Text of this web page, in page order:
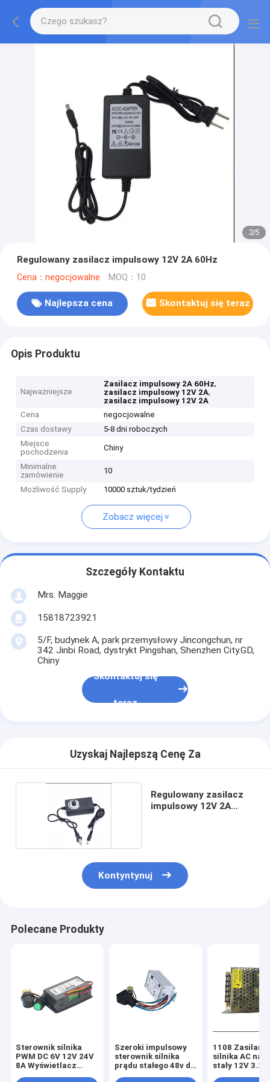
2/5
Regulowany zasilacz impulsowy 12V 2A 60Hz
Cena：negocjowalne MOQ：10
Najlepsza cena Skontaktuj się teraz
Opis Produktu
Najważniejsze
Zasilacz impulsowy 2A 60Hz,
zasilacz impulsowy 12V 2A,
zasilacz impulsowy 12V 2A
Cena
negocjowalne
Czas dostawy
5-8 dni roboczych
Miejsce
pochodzenia
Chiny
Minimalne
zamówienie
10
Możliwość Supply 10000 sztuk/tydzień
Zobacz więcej
Szczegóły Kontaktu
Mrs. Maggie
15818723921
5/F, budynek A, park przemysłowy Jincongchun, nr
342 Jinbi Road, dystrykt Pingshan, Shenzhen City.GD,
Chiny
Skontaktuj się
teraz
Uzyskaj Najlepszą Cenę Za
Regulowany zasilacz
impulsowy 12V 2A
Kontyntynuj
Polecane Produkty
Sterownik silnika
PWM DC 6V 12V 24V
8A Wyświetlacz
Szeroki impulsowy
sterownik silnika
prądu stałego 48v do
1108 Zasilanie
silnika AC na
stały 12V 3.2A